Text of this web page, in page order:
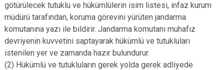
götürülecek tutuklu ve hükümlülerin isim listesi, infaz kurum
müdürü tarafından, koruma görevini yürüten jandarma
komutanına yazı ile bildirir. Jandarma komutanı muhafız
devriyenin kuvvetini saptayarak hükümlü ve tutukluları
istenilen yer ve zamanda hazır bulundurur.
(2) Hükümlü ve tutukluların gerek yolda gerek adliyede